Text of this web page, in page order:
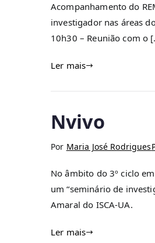
Acompanhamento do
investigador nas áreas
10h30 – Reunião com o
Ler mais
Nvivo
Por Maria José Rodrigues
No âmbito do 3º ciclo
um “seminário de
Amaral do ISCA-UA.
Ler mais